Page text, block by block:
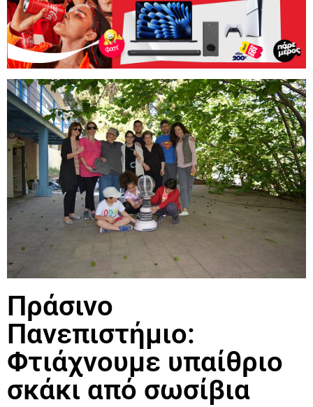
Πράσινο
Πανεπιστήμιο:
Φτιάχνουμε υπαίθριο
σκάκι από σωσίβια